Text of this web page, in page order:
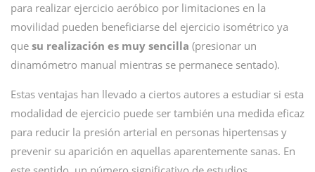
para realizar ejercicio aeróbico por limitaciones en la
movilidad pueden beneficiarse del ejercicio isométrico ya
que su realización es muy sencilla (presionar un
dinamómetro manual mientras se permanece sentado).
Estas ventajas han llevado a ciertos autores a estudiar si esta
modalidad de ejercicio puede ser también una medida eficaz
para reducir la presión arterial en personas hipertensas y
prevenir su aparición en aquellas aparentemente sanas. En